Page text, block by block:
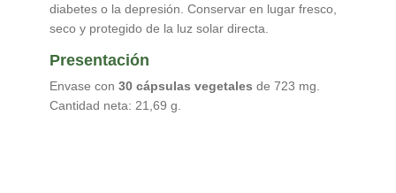
diabetes o la depresión. Conservar en lugar fresco,
seco y protegido de la luz solar directa.
Presentación
Envase con30 cápsulas vegetales de 723 mg.
Cantidad neta: 21,69 g.